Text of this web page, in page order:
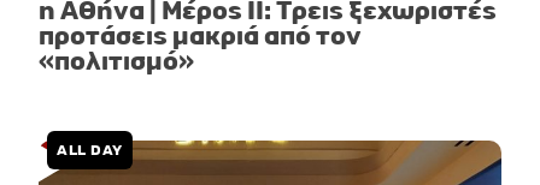
η Αθήνα | Μέρος II: Τρεις ξεχωριστές
προτάσεις μακριά από τον
«πολιτισμό»
ALL DAY